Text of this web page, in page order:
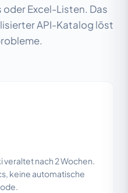
Excel-Listen. Das
API-Katalog löst
nach 2 Wochen.
keine automatische